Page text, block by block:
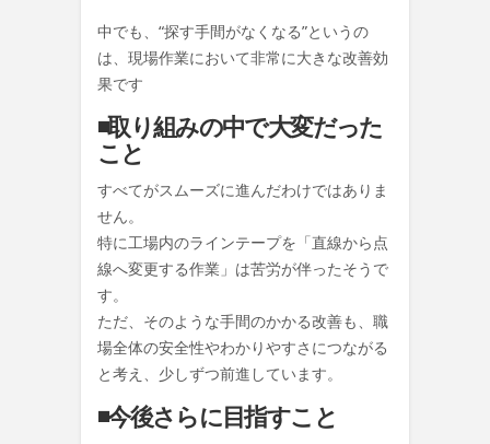
中でも、“探す手間がなくなる”というの
は、現場作業において非常に大きな改善効
果です
◾️取り組みの中で大変だった
こと
すべてがスムーズに進んだわけではありま
せん。
特に工場内のラインテープを「直線から点
線へ変更する作業」は苦労が伴ったそうで
す。
ただ、そのような手間のかかる改善も、職
場全体の安全性やわかりやすさにつながる
と考え、少しずつ前進しています。
◾️今後さらに目指すこと